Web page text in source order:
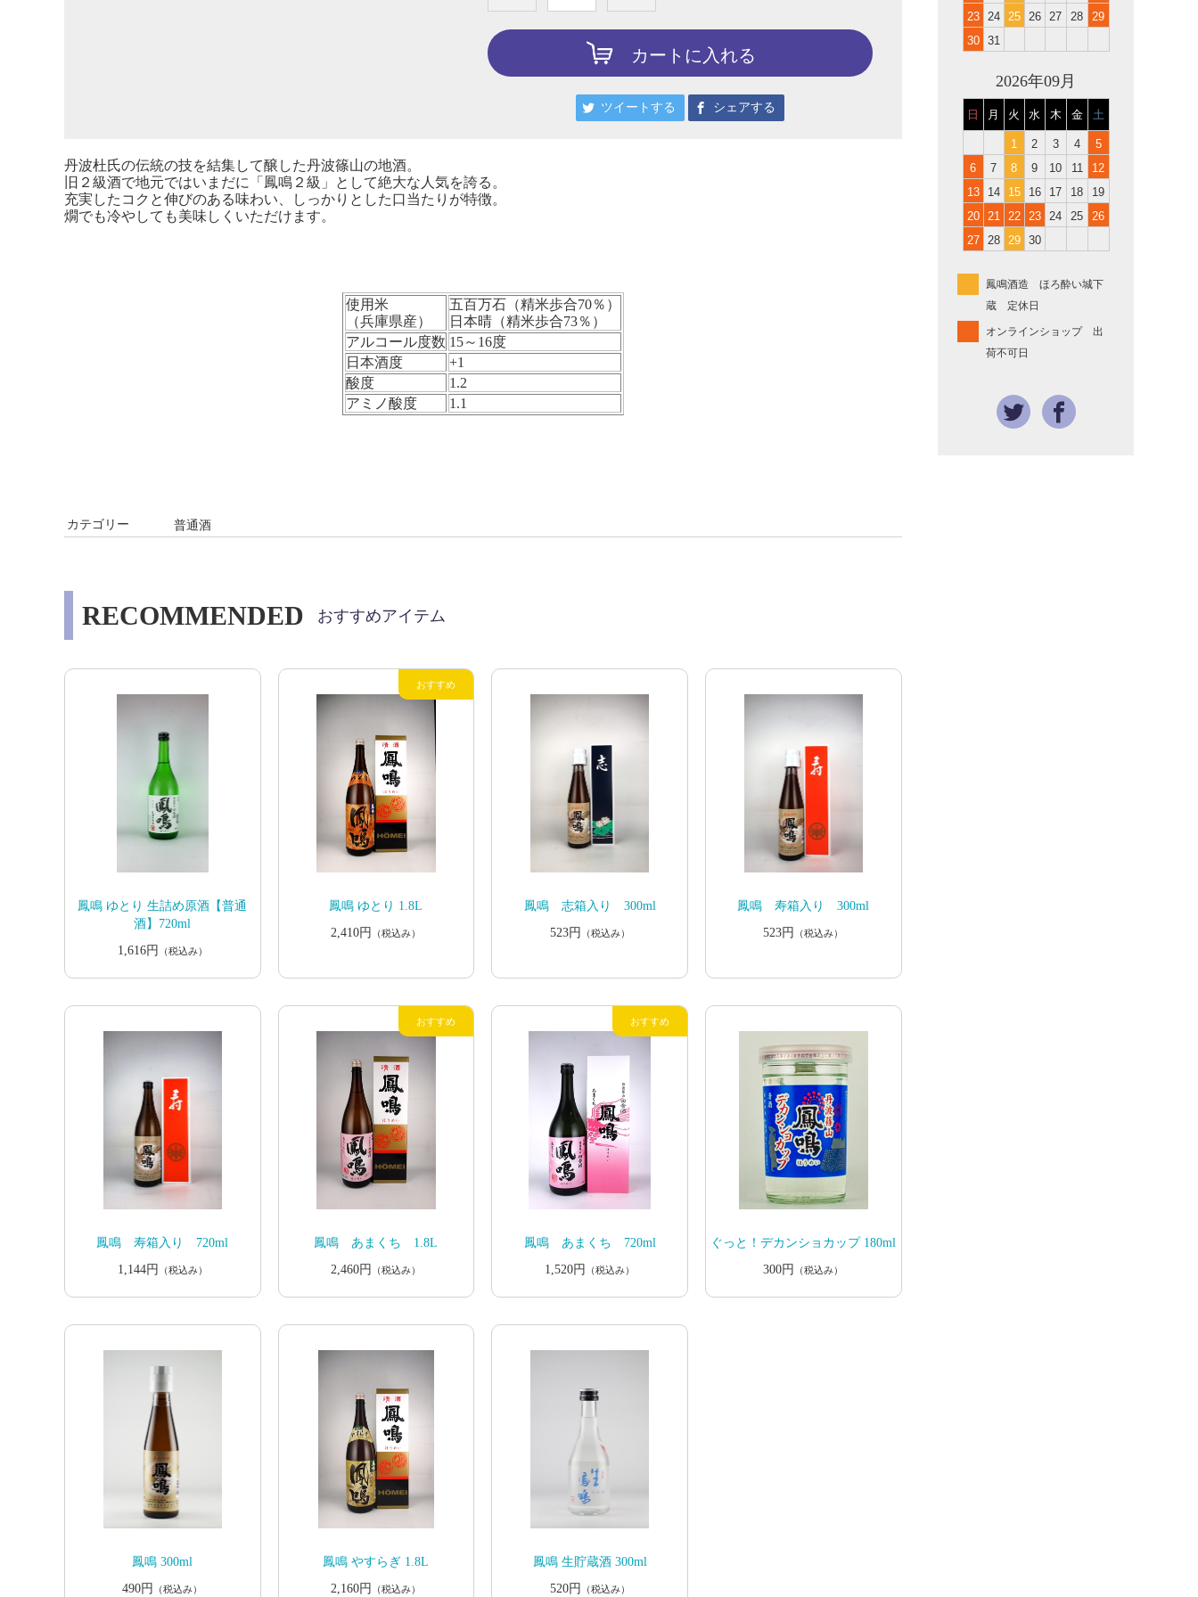
カートに入れる
ツイートする シェアする
丹波杜氏の伝統の技を結集して醸した丹波篠山の地酒。
旧２級酒で地元ではいまだに「鳳鳴２級」として絶大な人気を誇る。
充実したコクと伸びのある味わい、しっかりとした口当たりが特徴。
燗でも冷やしても美味しくいただけます。
使用米
（兵庫県産）
五百万石（精米歩合70％）
日本晴（精米歩合73％）
アルコール度数 15～16度
日本酒度
+1
酸度
1.2
アミノ酸度
1.1
カテゴリー 普通酒
RECOMMENDED おすすめアイテム
鳳鳴 ゆとり 生詰め原酒【普通
酒】720ml
1,616円
（税込み）
鳳鳴 ゆとり 1.8L
2,410円
（税込み）
鳳鳴 志箱入り 300ml
523円
（税込み）
鳳鳴 寿箱入り 300ml
523円
（税込み）
鳳鳴 寿箱入り 720ml
1,144円
（税込み）
鳳鳴 あまくち 1.8L
2,460円
（税込み）
鳳鳴 あまくち 720ml
1,520円
（税込み）
ぐっと！デカンショカップ 180ml
300円
（税込み）
鳳鳴 300ml
490円
（税込み）
鳳鳴 やすらぎ 1.8L
2,160円
（税込み）
鳳鳴 生貯蔵酒 300ml
520円
（税込み）
23
24 25 26 27 28
29
30
31
2026年09月
日 月 火 水 木 金 土
1 2 3 4
5
6
7 8 9 10 11
12
13
14 15 16 17 18
19
20
21 22 23 24 25
26
27
28 29 30
鳳鳴酒造 ほろ酔い城下
蔵 定休日
オンラインショップ 出
荷不可日